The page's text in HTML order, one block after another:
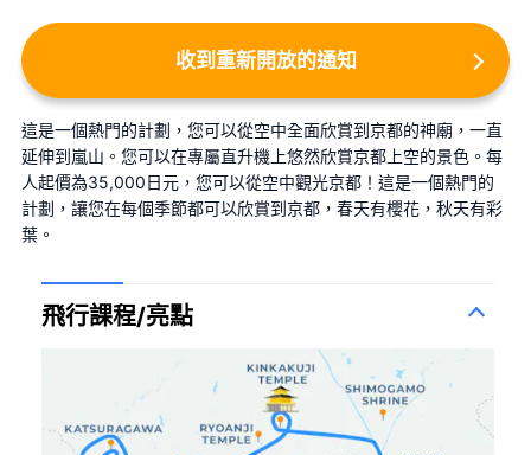
收到重新開放的通知
這是一個熱門的計劃，您可以從空中全面欣賞到京都的神廟，一直
延伸到嵐山。您可以在專屬直升機上悠然欣賞京都上空的景色。每
人起價為35,000日元，您可以從空中觀光京都！這是一個熱門的
計劃，讓您在每個季節都可以欣賞到京都，春天有櫻花，秋天有彩
葉。
飛行課程/亮點